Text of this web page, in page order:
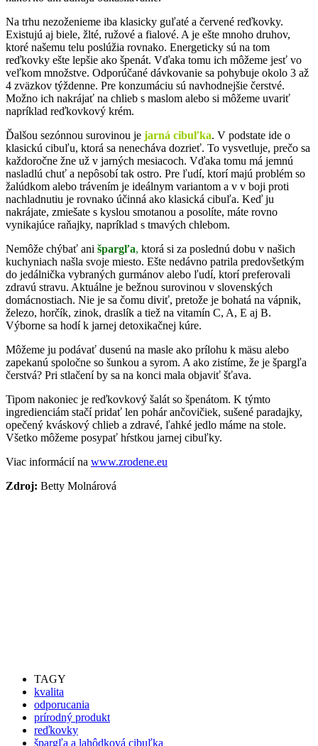
Na trhu nezoženieme iba klasicky guľaté a červené reďkovky.
Existujú aj biele, žlté, ružové a fialové. A je ešte mnoho druhov,
ktoré našemu telu poslúžia rovnako. Energeticky sú na tom
reďkovky ešte lepšie ako špenát. Vďaka tomu ich môžeme jesť vo
veľkom množstve. Odporúčané dávkovanie sa pohybuje okolo 3 až
4 zväzkov týždenne. Pre konzumáciu sú navhodnejšie čerstvé.
Možno ich nakrájať na chlieb s maslom alebo si môžeme uvariť
napríklad reďkovkový krém.
Ďalšou sezónnou surovinou je jarná cibuľka. V podstate ide o
klasickú cibuľu, ktorá sa nenecháva dozrieť. To vysvetluje, prečo sa
každoročne žne už v jarných mesiacoch. Vďaka tomu má jemnú
nasladlú chuť a nepôsobí tak ostro. Pre ľudí, ktorí majú problém so
žalúdkom alebo trávením je ideálnym variantom a v v boji proti
nachladnutiu je rovnako účinná ako klasická cibuľa. Keď ju
nakrájate, zmiešate s kyslou smotanou a posolíte, máte rovno
vynikajúce raňajky, napríklad s tmavých chlebom.
Nemôže chýbať ani špargľa, ktorá si za poslednú dobu v našich
kuchyniach našla svoje miesto. Ešte nedávno patrila predovšetkým
do jedálnička vybraných gurmánov alebo ľudí, ktorí preferovali
zdravú stravu. Aktuálne je bežnou surovinou v slovenských
domácnostiach. Nie je sa čomu diviť, pretože je bohatá na vápnik,
železo, horčík, zinok, draslík a tiež na vitamín C, A, E aj B.
Výborne sa hodí k jarnej detoxikačnej kúre.
Môžeme ju podávať dusenú na masle ako prílohu k mäsu alebo
zapekanú spoločne so šunkou a syrom. A ako zistíme, že je špargľa
čerstvá? Pri stlačení by sa na konci mala objaviť šťava.
Tipom nakoniec je reďkovkový šalát so špenátom. K týmto
ingredienciám stačí pridať len pohár ančovičiek, sušené paradajky,
opečený kváskový chlieb a zdravé, ľahké jedlo máme na stole.
Všetko môžeme posypať hŕstkou jarnej cibuľky.
Viac informácií na www.zrodene.eu
Zdroj: Betty Molnárová
TAGY
kvalita
odporucania
prírodný produkt
reďkovky
špargľa a lahôdková cibuľka